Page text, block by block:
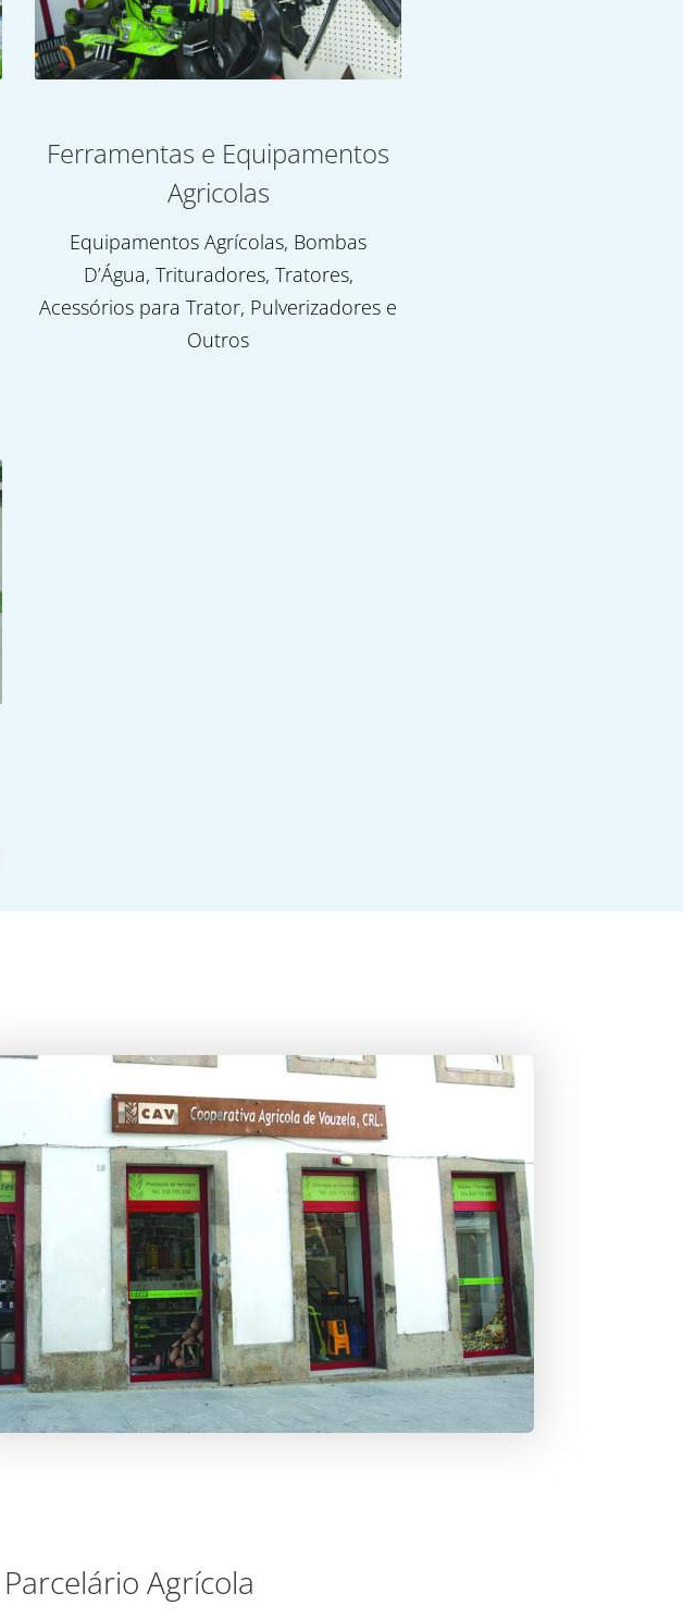
Ferramentas e Equipamentos
Agricolas
Equipamentos Agrícolas, Bombas
D’Água, Trituradores, Tratores,
Acessórios para Trator, Pulverizadores e
Outros
Parcelário Agrícola